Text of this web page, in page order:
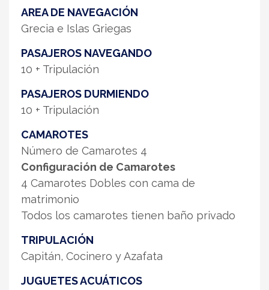
AREA DE NAVEGACIÓN
Grecia e Islas Griegas
PASAJEROS NAVEGANDO
10 + Tripulación
PASAJEROS DURMIENDO
10 + Tripulación
CAMAROTES
Número de Camarotes 4
Configuración de Camarotes
4 Camarotes Dobles con cama de
matrimonio
Todos los camarotes tienen baño privado
TRIPULACIÓN
Capitán, Cocinero y Azafata
JUGUETES ACUÁTICOS